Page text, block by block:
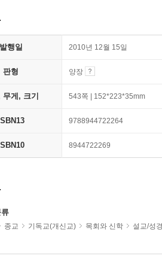
발행일 2010년 12월 15일
판형 양장
무게, 크기 543쪽 | 152*223*35mm
ISBN13 9788944722264
ISBN10 8944722269
종교 기독교(개신교) 목회와 신학 설교/성